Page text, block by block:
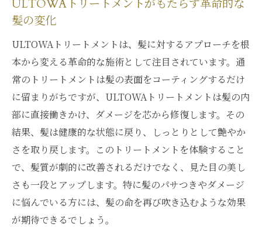
銀座のサロンが提供する究極のトリートメ
ント
専門家が薦めるULTOWAトリートメントの
価値
一流サロンでしか味わえないULTOWA体験
銀座の美容界で注目のULTOWAトリートメ
ント
ULTOWAで実現する銀座サロンの美髪ケア
一流の環境でULTOWAトリートメントを試
す
髪質改善を目指すなら銀座のULTOWAトリート
メントへ
ULTOWAトリートメントがもたらす革命的な
髪の変化
ULTOWAトリートメントは、髪に対するアプローチを根
本から変える革命的な施術として注目されています。通
常のトリートメントは髪の表面をコーティングするだけ
に留まりがちですが、ULTOWAトリートメントは髪の内
部に直接働きかけ、ダメージを芯から修復します。その
結果、髪は健康的な状態に戻り、しっとりとして艶やか
さを取り戻します。このトリートメントを体験すること
で、髪質が劇的に改善されるだけでなく、見た目の美し
さも一段とアップします。特に髪のパサつきやダメージ
に悩んでいる方には、髪の命を再び吹き込むような効果
が期待できるでしょう。